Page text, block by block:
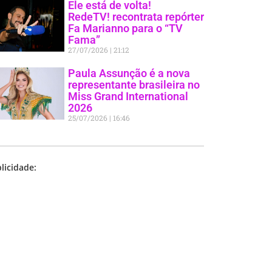
Ele está de volta!
RedeTV! recontrata repórter
Fa Marianno para o “TV
Fama”
27/07/2026 21:12
Paula Assunção é a nova
representante brasileira no
Miss Grand International
2026
25/07/2026 16:46